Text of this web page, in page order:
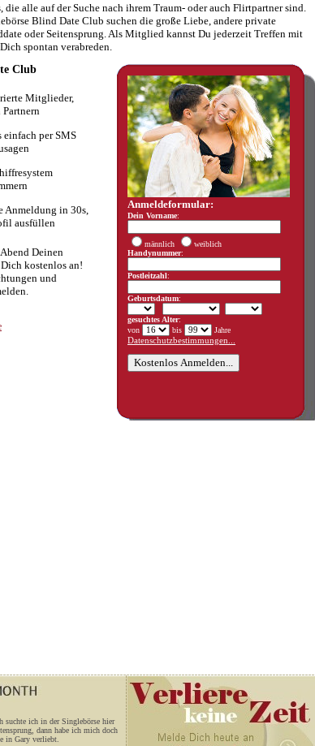
die alle auf der Suche nach ihrem Traum- oder auch Flirtpartner sind.
Blind Date Club suchen die große Liebe, andere private
oder Seitensprung. Als Mitglied kannst Du jederzeit Treffen mit
spontan verabreden.
Club
Mitglieder,
per SMS
Anmeldung in 30s,
ausfüllen
Deinen
kostenlos an!
und
Anmeldeformular:
Dein Vorname:
männlich
weiblich
Handynummer:
Postleitzahl:
Geburtsdatum:
gesuchtes Alter:
von
bis
Jahre
Datenschutzbestimmungen...
suchte ich in der Singlebörse hier
dann habe ich mich doch
in Gary verliebt.